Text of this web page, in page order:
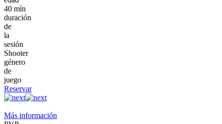
40 mín
duración
de
la
sesión
Shooter
género
de
juego
Reservar
Más información